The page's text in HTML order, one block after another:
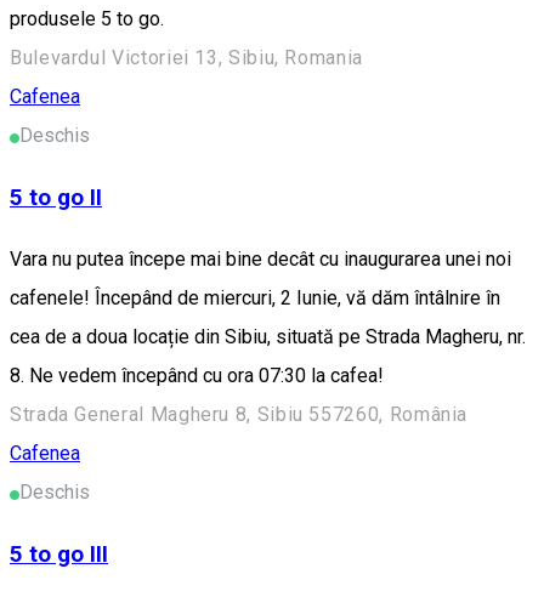
produsele 5 to go.
Bulevardul Victoriei 13, Sibiu, Romania
Cafenea
Deschis
5 to go II
Vara nu putea începe mai bine decât cu inaugurarea unei noi
cafenele! Începând de miercuri, 2 Iunie, vă dăm întâlnire în
cea de a doua locație din Sibiu, situată pe Strada Magheru, nr.
8. Ne vedem începând cu ora 07:30 la cafea!
Strada General Magheru 8, Sibiu 557260, România
Cafenea
Deschis
5 to go III